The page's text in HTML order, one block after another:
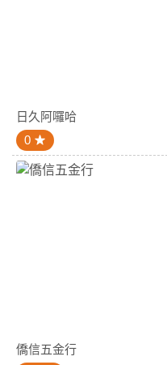
日久阿囉哈
0
僑信五金行